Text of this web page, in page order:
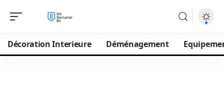
Décoration Interieure Déménagement